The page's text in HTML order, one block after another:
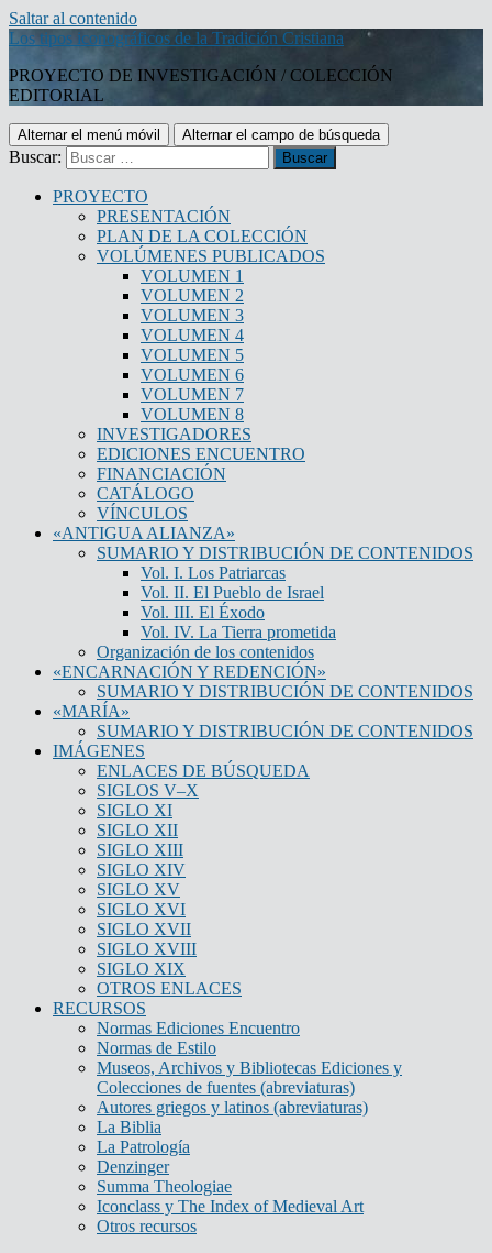
Saltar al contenido
Los tipos iconográficos de la Tradición Cristiana
PROYECTO DE INVESTIGACIÓN / COLECCIÓN
EDITORIAL
Alternar el menú móvil Alternar el campo de búsqueda
Buscar:
PROYECTO
PRESENTACIÓN
PLAN DE LA COLECCIÓN
VOLÚMENES PUBLICADOS
VOLUMEN 1
VOLUMEN 2
VOLUMEN 3
VOLUMEN 4
VOLUMEN 5
VOLUMEN 6
VOLUMEN 7
VOLUMEN 8
INVESTIGADORES
EDICIONES ENCUENTRO
FINANCIACIÓN
CATÁLOGO
VÍNCULOS
«ANTIGUA ALIANZA»
SUMARIO Y DISTRIBUCIÓN DE CONTENIDOS
Vol. I. Los Patriarcas
Vol. II. El Pueblo de Israel
Vol. III. El Éxodo
Vol. IV. La Tierra prometida
Organización de los contenidos
«ENCARNACIÓN Y REDENCIÓN»
SUMARIO Y DISTRIBUCIÓN DE CONTENIDOS
«MARÍA»
SUMARIO Y DISTRIBUCIÓN DE CONTENIDOS
IMÁGENES
ENLACES DE BÚSQUEDA
SIGLOS V–X
SIGLO XI
SIGLO XII
SIGLO XIII
SIGLO XIV
SIGLO XV
SIGLO XVI
SIGLO XVII
SIGLO XVIII
SIGLO XIX
OTROS ENLACES
RECURSOS
Normas Ediciones Encuentro
Normas de Estilo
Museos, Archivos y Bibliotecas Ediciones y
Colecciones de fuentes (abreviaturas)
Autores griegos y latinos (abreviaturas)
La Biblia
La Patrología
Denzinger
Summa Theologiae
Iconclass y The Index of Medieval Art
Otros recursos